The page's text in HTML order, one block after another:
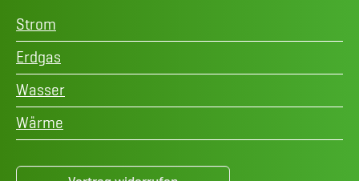
Strom
Erdgas
Wasser
Wärme